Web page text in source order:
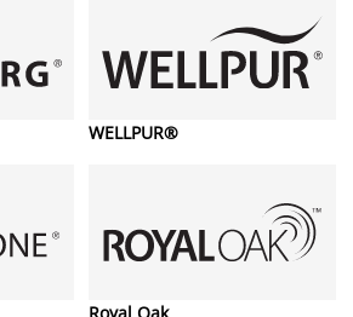
WELLPUR®